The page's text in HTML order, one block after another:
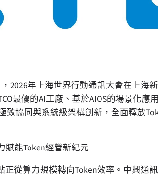
2026年上海世界行動通訊大會在上海
最優的AI工廠、基於AIOS的場景化應
協同與系統級架構創新，全面釋放
賦能Token經營新紀元
從算力規模轉向Token效率。中興通